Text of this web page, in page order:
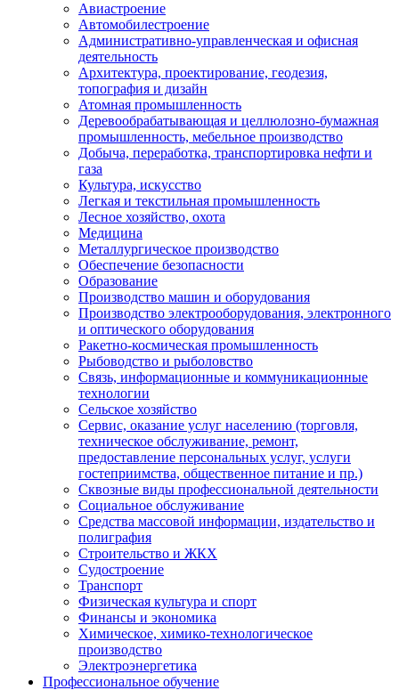
Авиастроение
Автомобилестроение
Административно-управленческая и офисная
деятельность
Архитектура, проектирование, геодезия,
топография и дизайн
Атомная промышленность
Деревообрабатывающая и целлюлозно-бумажная
промышленность, мебельное производство
Добыча, переработка, транспортировка нефти и
газа
Культура, искусство
Легкая и текстильная промышленность
Лесное хозяйство, охота
Медицина
Металлургическое производство
Обеспечение безопасности
Образование
Производство машин и оборудования
Производство электрооборудования, электронного
и оптического оборудования
Ракетно-космическая промышленность
Рыбоводство и рыболовство
Связь, информационные и коммуникационные
технологии
Сельское хозяйство
Сервис, оказание услуг населению (торговля,
техническое обслуживание, ремонт,
предоставление персональных услуг, услуги
гостеприимства, общественное питание и пр.)
Сквозные виды профессиональной деятельности
Социальное обслуживание
Средства массовой информации, издательство и
полиграфия
Строительство и ЖКХ
Судостроение
Транспорт
Физическая культура и спорт
Финансы и экономика
Химическое, химико-технологическое
производство
Электроэнергетика
Профессиональное обучение